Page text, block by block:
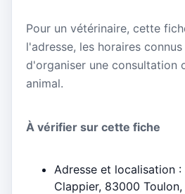
Pour un vétérinaire, cette
l'adresse, les horaires
d'organiser une consultation
animal.
À vérifier sur cette fiche
Adresse et localisation
Clappier, 83000 Toulon,